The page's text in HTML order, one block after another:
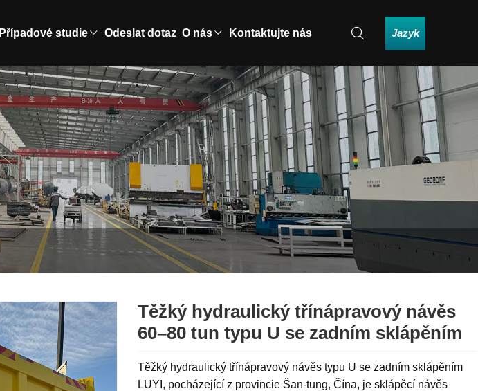
Případové studie Odeslat dotaz O nás Kontaktujte nás Jazyk
Těžký hydraulický třínápravový návěs
60–80 tun typu U se zadním sklápěním
Těžký hydraulický třínápravový návěs typu U se zadním sklápěním
LUYI, pocházející z provincie Šan-tung, Čína, je sklápěcí návěs